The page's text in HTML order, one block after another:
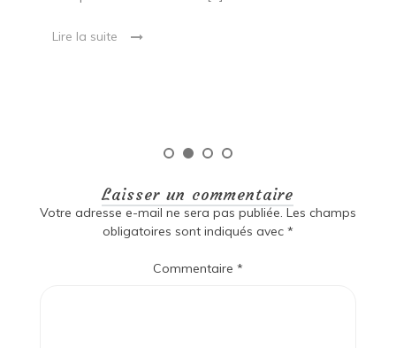
Lire la suite
Laisser un commentaire
Votre adresse e-mail ne sera pas publiée. Les champs
obligatoires sont indiqués avec *
Commentaire *